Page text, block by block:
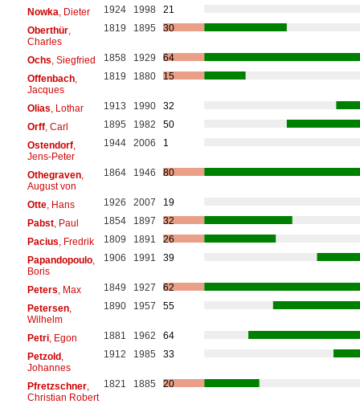
Nowka , Dieter 1924 1998
21
Oberthür,
Charles
1819 1895 30
Ochs , Siegfried 1858 1929
64
Offenbach,
Jacques
1819 1880 15
Olias , Lothar 1913 1990
32
Orff, Carl 1895 1982
50
Ostendorf,
Jens-Peter
1944 2006 1
Othegraven,
August von
1864 1946 80
Otte, Hans 1926 2007
19
Pabst, Paul 1854 1897
32
Pacius , Fredrik 1809 1891
26
Papandopoulo,
Boris
1906 1991 39
Peters , Max 1849 1927
62
Petersen,
Wilhelm
1890 1957 55
Petri, Egon 1881 1962
64
Petzold,
Johannes
1912 1985 33
Pfretzschner,
Christian Robert
1821 1885 20